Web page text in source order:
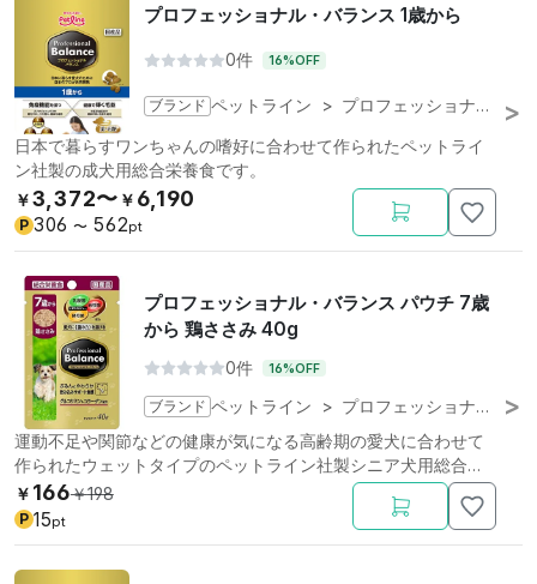
プロフェッショナル・バランス 1歳から
0件 16%OFF
ブランド ペットライン > プロフェッショナル・バランス
日本で暮らすワンちゃんの嗜好に合わせて作られたペットライ
ン社製の成犬用総合栄養食です。
￥3,372〜 ￥ 6,190
P 306 〜 562pt
プロフェッショナル・バランス パウチ 7歳
から 鶏ささみ 40g
0件 16%OFF
ブランド ペットライン > プロフェッショナル・バランス
運動不足や関節などの健康が気になる高齢期の愛犬に合わせて
作られたウェットタイプのペットライン社製シニア犬用総合栄
養食です。
￥ 166￥198
P 15pt